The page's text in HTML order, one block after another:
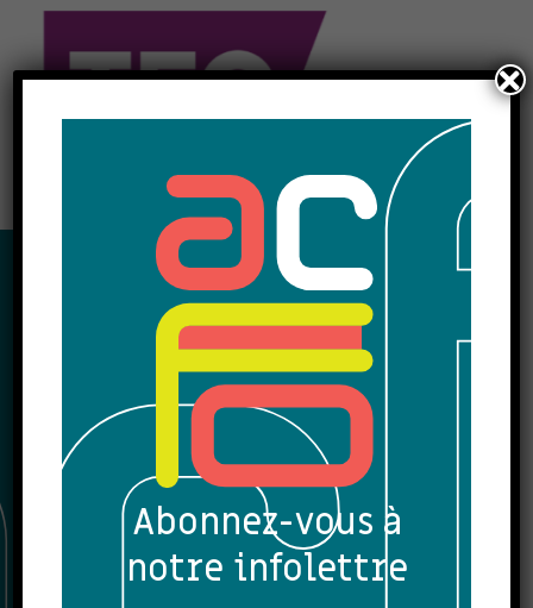
Abonnez-vous à notre infolettre!
Abonnez-vous à
notre infolettre